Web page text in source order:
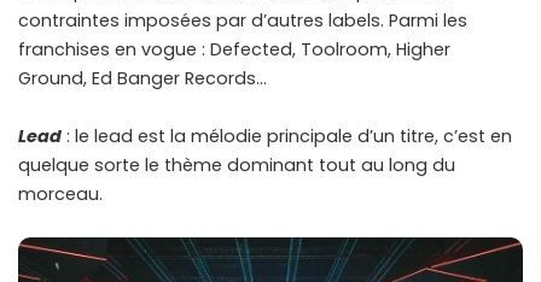
contraintes imposées par d’autres labels. Parmi les
franchises en vogue : Defected, Toolroom, Higher
Ground, Ed Banger Records…
Lead : le lead est la mélodie principale d’un titre, c’est en
quelque sorte le thème dominant tout au long du
morceau.